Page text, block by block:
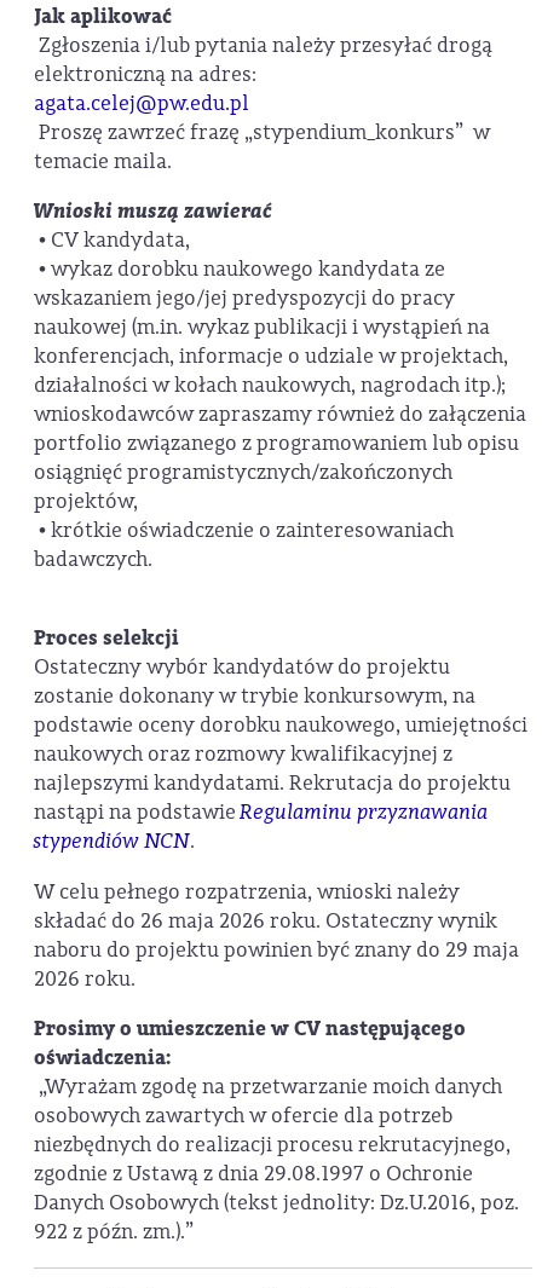
Jak aplikować
Zgłoszenia i/lub pytania należy przesyłać drogą
elektroniczną na adres:
agata.celej@pw.edu.pl
Proszę zawrzeć frazę „stypendium­_konkurs” w
temacie maila.
Wnioski muszą zawierać
• CV kandydata,
• wykaz dorobku naukowego kandydata ze
wskazaniem jego/jej predyspozycji do pracy
naukowej (m.in. wykaz publikacji i wystąpień na
konferencjach, informacje o udziale w projektach,
działalności w kołach naukowych, nagrodach itp.);
wnioskodawców zapraszamy również do załączenia
portfolio związanego z programowaniem lub opisu
osiągnięć programistycznych/zakończonych
projektów,
• krótkie oświadczenie o zainteresowaniach
badawczych.
Proces selekcji
Ostateczny wybór kandydatów do projektu
zostanie dokonany w trybie konkursowym, na
podstawie oceny dorobku naukowego, umiejętności
naukowych oraz rozmowy kwalifikacyjnej z
najlepszymi kandydatami. Rekrutacja do projektu
nastąpi na podstawieRegulaminu przyznawania
stypendiów NCN.
W celu pełnego rozpatrzenia, wnioski należy
składać do 26 maja 2026 roku. Ostateczny wynik
naboru do projektu powinien być znany do 29 maja
2026 roku.
Prosimy o umieszczenie w CV następującego
oświadczenia:
„Wyrażam zgodę na przetwarzanie moich danych
osobowych zawartych w ofercie dla potrzeb
niezbędnych do realizacji procesu rekrutacyjnego,
zgodnie z Ustawą z dnia 29.08.1997 o Ochronie
Danych Osobowych (tekst jednolity: Dz.U.2016, poz.
922 z późn. zm.).”